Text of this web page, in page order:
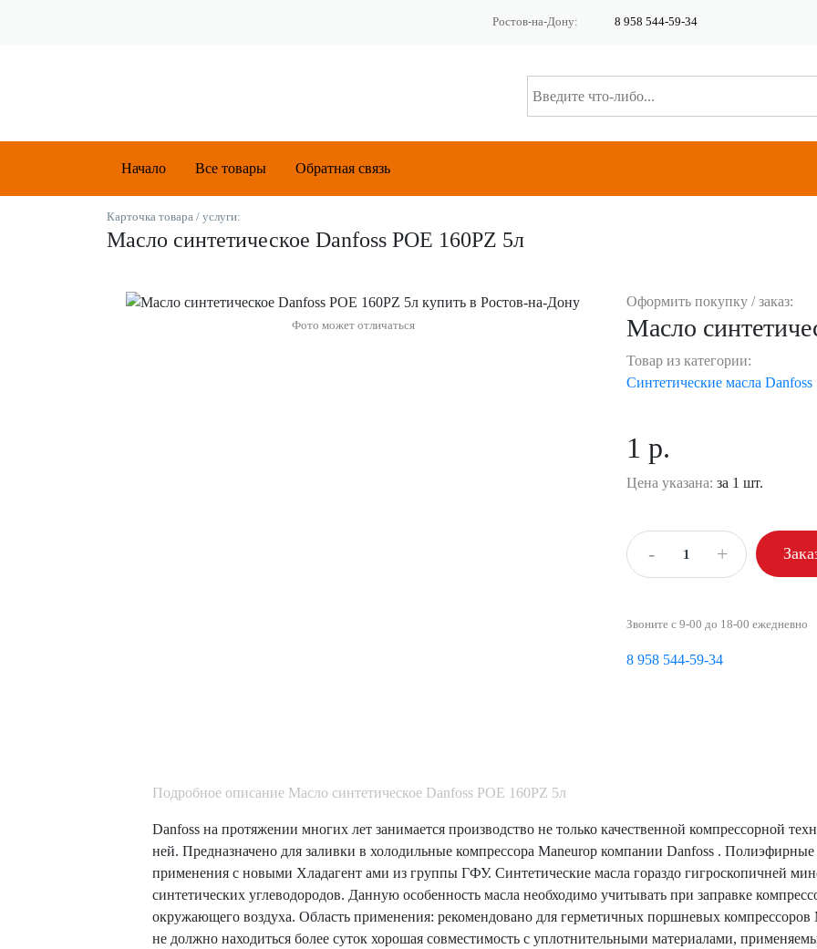
Ростов-на-Дону: 8 958 544-59-34
Начало Все товары Обратная связь
Карточка товара / услуги:
Масло синтетическое Danfoss POE 160PZ 5л
Фото может отличаться
Оформить покупку / заказ:
Масло
Товар из категории:
Синтетические масла Danfoss
1 р.
Цена указана: за 1 шт.
- +
Звоните с 9-00 до 18-00 ежедневно
8 958 544-59-34
Подробное описание Масло синтетическое Danfoss POE 160PZ 5л
Danfoss на протяжении многих лет занимается производство не только качественной компрессорной
ней. Предназначено для заливки в холодильные компрессора Maneurop компании Danfoss . Полиэфирные
применения с новыми Хладагент ами из группы ГФУ. Синтетические масла гораздо гигроскопичней
синтетических углеводородов. Данную особенность масла необходимо учитывать при заправке
окружающего воздуха. Область применения: рекомендовано для герметичных поршневых
не должно находиться более суток хорошая совместимость с уплотнительными материалами,